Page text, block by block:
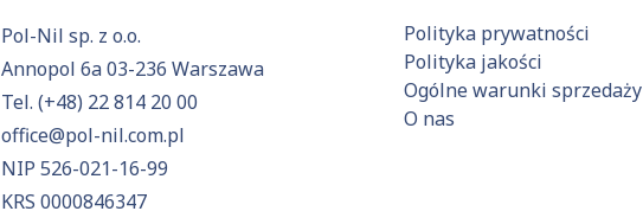
Pol-Nil sp. z o.o.
Annopol 6a 03-236 Warszawa
Tel. (+48) 22 814 20 00
office@pol-nil.com.pl
NIP 526-021-16-99
KRS 0000846347
Polityka prywatności
Polityka jakości
Ogólne warunki sprzedaży
O nas